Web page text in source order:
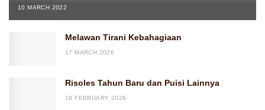
10 MARCH 2022
Melawan Tirani Kebahagiaan
17 MARCH 2026
Risoles Tahun Baru dan Puisi Lainnya
18 FEBRUARY 2026